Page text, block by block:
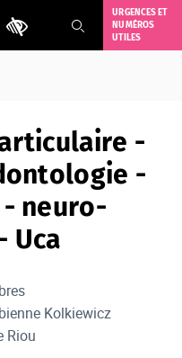
Outils d'accessibilité
URGENCES ET
NUMÉROS
UTILES
-
-
neuro-
Uca
Kolkiewicz
Riou